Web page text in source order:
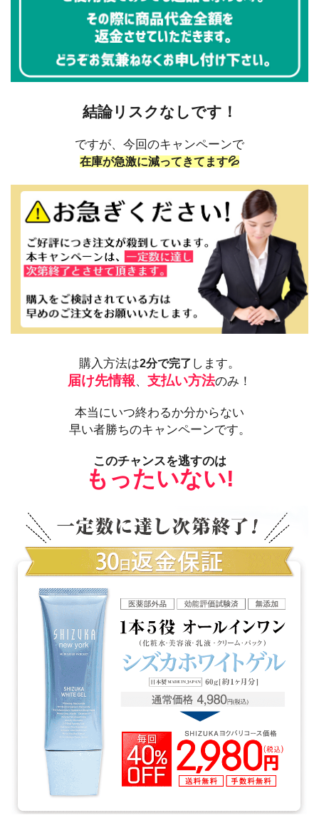
結論リスクなしです！
ですが、今回のキャンペーンで
在庫が急激に減ってきてます💦
購入方法は2分で完了 します。
届け先情報、 支払い方法のみ！
本当にいつ終わるか分からない
早い者勝ちのキャンペーンです。
このチャンスを逃すのは
もったいない!